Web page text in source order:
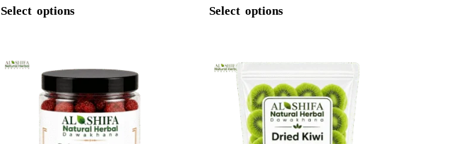
Select options Select options